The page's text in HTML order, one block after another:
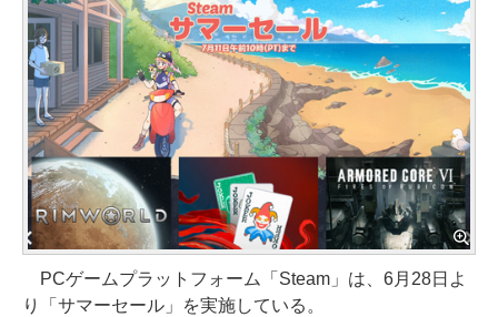
PCゲームプラットフォーム「Steam」は、6月28日よ
り「サマーセール」を実施している。